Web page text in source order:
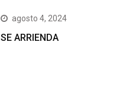
agosto 4, 2024
SE ARRIENDA